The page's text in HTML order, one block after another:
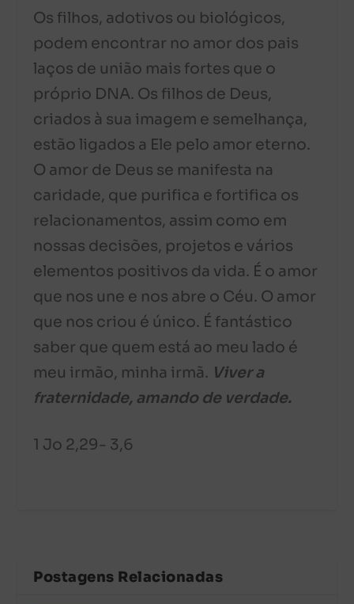
Os filhos, adotivos ou biológicos,
podem encontrar no amor dos pais
laços de união mais fortes que o
próprio DNA. Os filhos de Deus,
criados à sua imagem e semelhança,
estão ligados a Ele pelo amor eterno.
O amor de Deus se manifesta na
caridade, que purifica e fortifica os
relacionamentos, assim como em
nossas decisões, projetos e vários
elementos positivos da vida. É o amor
que nos une e nos abre o Céu. O amor
que nos criou é único. É fantástico
saber que quem está ao meu lado é
meu irmão, minha irmã. Viver a
fraternidade, amando de verdade.
1 Jo 2,29- 3,6
Postagens Relacionadas